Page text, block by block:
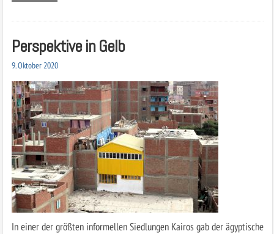
Perspektive in Gelb
9. Oktober 2020
In einer der größten informellen Siedlungen Kairos gab der ägyptische